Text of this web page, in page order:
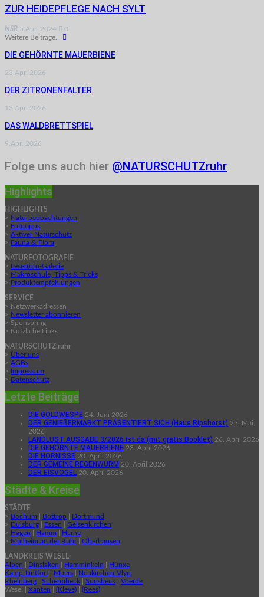
ZUR HEIDEPFLEGE NACH SYLT
NSR 5.Apr. 2024
0
Weitere Beiträge...
DIE GEHÖRNTE MAUERBIENE
23.Apr. 2026
DER ZITRONENFALTER
13.Apr. 2026
DAS WALDBRETTSPIEL
9.Apr. 2026
Folge uns auch hier @NATURSCHUTZruhr
Highlights
HIGHLIGHTS
> Naturbeobachtungen
> Fototipps
> Aktiver Naturschutz
> Fauna & Flora
NATURFOTOGRAFIE
> Leserfoto-Galerie
> Makroschule, Tipps & Tricks
> Produktempfehlungen
SERVICE
> Netzwerkadressen
> Newsletter abonnieren
> Sponsoring
> Nützliche Links
NATURSCHUTZ.ruhr
> Über uns
> AGBs
> Impressum
> Datenschutz
Letzte Beiträge
DIE GOLDWESPE 24. Juni 2026
DER GENIEßERMARKT PRÄSENTIERT SICH (Haus Ripshorst) 23. Mai
2026
LANDLUST AUSGABE 3/2026 ist da (mit gratis Booklet) 26. April 2026
DIE GEHÖRNTE MAUERBIENE 23. April 2026
DIE HORNISSE 20. April 2026
DER GEMEINE REGENWURM 20. April 2026
DER EISVOGEL 20. April 2026
Städte & Kreise
STÄDTE
> Bochum Bottrop
Dortmund
> Duisburg Essen
Gelsenkirchen
> Hagen Hamm
Herne
> Mülheim an der Ruhr| Oberhausen
LANDKREIS WESEL:
Alpen
Dinslaken Hamminkeln
Hünxe
Kamp-Lintfort
Moers
Neukirchen-Vlyn
Rheinberg
Schermbeck Sonsbeck
Voerde
Wesel | Xanten (Kleve) (Rees)